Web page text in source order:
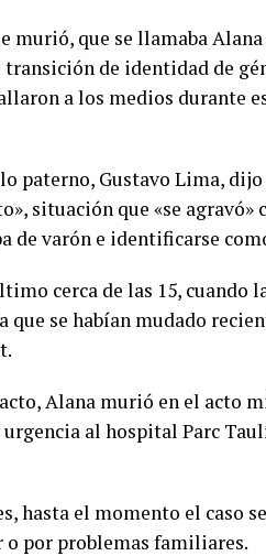
murió, que se llamaba
transición de identidad de
a los medios durante
paterno, Gustavo Lima,
situación que «se agravó»
de varón e identificarse
cerca de las 15, cuando
que se habían mudado
Alana murió en el acto
al hospital Parc
hasta el momento el caso
por problemas familiares.